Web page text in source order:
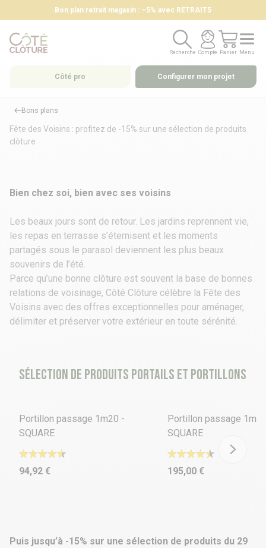
Bon plan retrait magasin : –5% avec RETRAIT5
Recherche
Recherche
Compte
Compte
Panier
Panier
Menu
Menu
Côté pro Configurer mon projet
Bons plans
Fête des Voisins : profitez de -15% sur une sélection de produits
clôture
Bien chez soi, bien avec ses voisins
Les beaux jours sont de retour. Les jardins reprennent vie,
les repas en terrasse s’éternisent et les moments
partagés sous le parasol deviennent les plus beaux
souvenirs de l’été.
Parce qu’une bonne clôture est souvent la base de bonnes
relations de voisinage, Côté Clôture célèbre la Fête des
Voisins avec des offres exceptionnelles pour aménager,
délimiter et préserver votre extérieur en toute sérénité.
Sélection de produits portails et portillons
Portillon passage 1m20 -
SQUARE
94,92 €
Portillon passage
SQUARE
195,00 €
Puis jusqu’à -15% sur une sélection de produits du 29